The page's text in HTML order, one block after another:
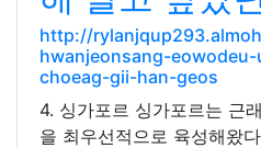
http://
hwanjeonsang-
choeag-gii-han-geos
4. 싱가포르 싱가포르는 근
을 최우선적으로 육성해왔